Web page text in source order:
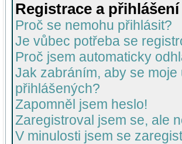
Registrace a přihlášení
Proč se nemohu přihlásit?
Je vůbec potřeba se
Proč jsem automaticky
Jak zabráním, aby se
přihlášených?
Zapomněl jsem heslo!
Zaregistroval jsem se, ale
V minulosti jsem se